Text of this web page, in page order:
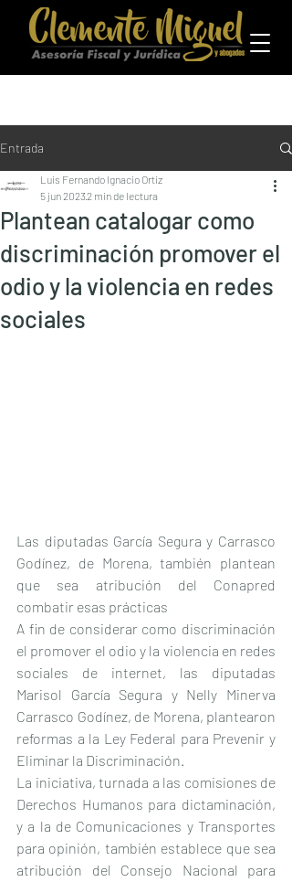
Entrada
Plantean catalogar como
discriminación promover el
odio y la violencia en redes
sociales
Luis Fernando Ignacio Ortiz
5 jun 20232 min de lectura
Las diputadas García Segura y Carrasco
Godínez, de Morena, también plantean
que sea atribución del Conapred
combatir esas prácticas
A fin de considerar como discriminación
el promover el odio y la violencia en redes
sociales de internet, las diputadas
Marisol García Segura y Nelly Minerva
Carrasco Godínez, de Morena, plantearon
reformas a la Ley Federal para Prevenir y
Eliminar la Discriminación.
La iniciativa, turnada a las comisiones de
Derechos Humanos para dictaminación,
y a la de Comunicaciones y Transportes
para opinión, también establece que sea
atribución del Consejo Nacional para